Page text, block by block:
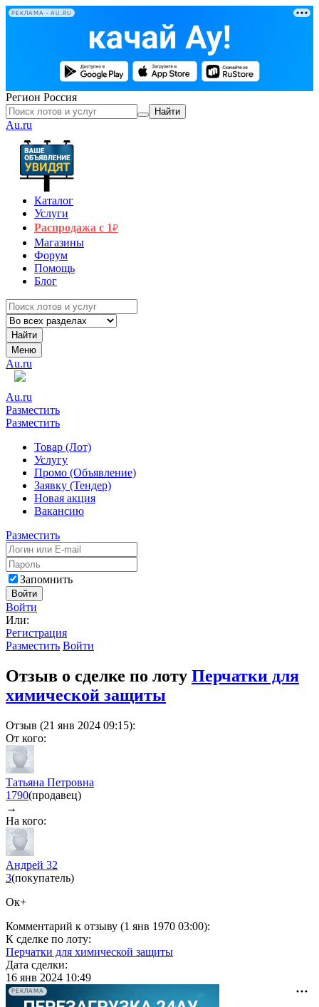
РЕКЛАМА • AU.RU
Регион Россия
Найти
Au.ru
Каталог
Услуги
Распродажа с 1₽
Магазины
Форум
Помощь
Блог
Найти
Меню
Au.ru
Au.ru
Разместить
Разместить
Товар (Лот)
Услугу
Промо (Объявление)
Заявку (Тендер)
Новая акция
Вакансию
Разместить
Запомнить
Войти
Войти
Или:
Регистрация
Разместить Войти
Отзыв о сделке по лоту Перчатки для
химической защиты
Отзыв (21 янв 2024 09:15):
От кого:
Татьяна Петровна
1790(продавец)
→
На кого:
Андрей 32
3(покупатель)
Ок+
Комментарий к отзыву (1 янв 1970 03:00):
К сделке по лоту:
Перчатки для химической защиты
Дата сделки:
16 янв 2024 10:49
РЕКЛАМА